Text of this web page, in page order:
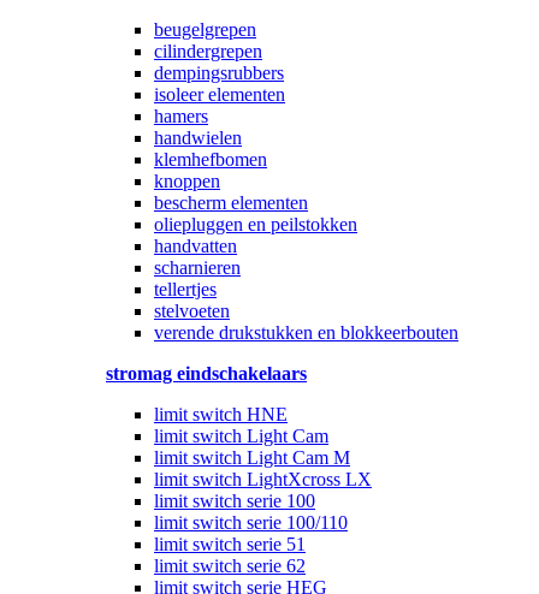
beugelgrepen
cilindergrepen
dempingsrubbers
isoleer elementen
hamers
handwielen
klemhefbomen
knoppen
bescherm elementen
oliepluggen en peilstokken
handvatten
scharnieren
tellertjes
stelvoeten
verende drukstukken en blokkeerbouten
stromag eindschakelaars
limit switch HNE
limit switch Light Cam
limit switch Light Cam M
limit switch LightXcross LX
limit switch serie 100
limit switch serie 100/110
limit switch serie 51
limit switch serie 62
limit switch serie HEG